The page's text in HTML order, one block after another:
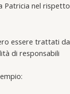
Patricia nel rispetto
essere trattati da
di responsabili